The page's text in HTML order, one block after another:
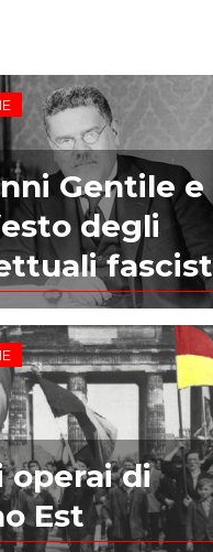
Gentile e
degli
operai di
Est